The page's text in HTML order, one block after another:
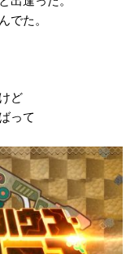
でた。
ど
って